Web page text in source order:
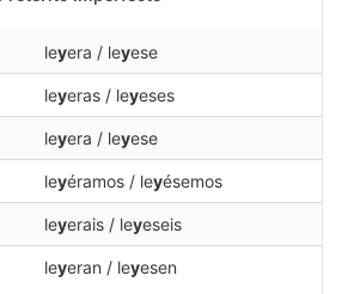
leyera / leyese
leyeras / leyeses
leyera / leyese
leyéramos / leyésemos
leyerais / leyeseis
leyeran / leyesen